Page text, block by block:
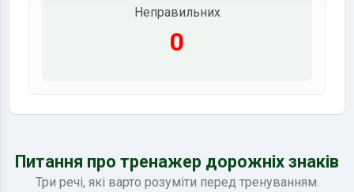
Неправильних
0
Питання про тренажер дорожніх знаків
Три речі, які варто розуміти перед тренуванням.